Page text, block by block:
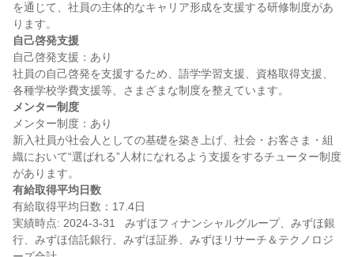
を通じて、社員の主体的なキャリア形成を支援する研修制度があ
自己啓発支援
自己啓発支援：あり
社員の自己啓発を支援するため、語学学習支援、資格取得支援、
メンター制度
メンター制度：あり
新入社員が社会人としての基礎を築き上げ、社会・お客さま・組
織において“選ばれる”人材になれるよう支援をするチューター制度
有給取得平均日数
有給取得平均日数：17.4日
実績時点: 2024-3-31   みずほフィナンシャルグループ、みずほ銀
行、みずほ信託銀行、みずほ証券、みずほリサーチ＆テクノロジ